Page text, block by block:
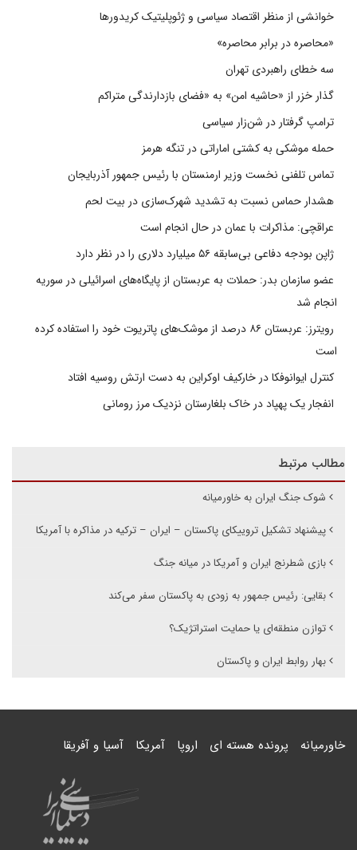
خوانشی از منظر اقتصاد سیاسی و ژئوپلیتیک کریدورها
«محاصره در برابر محاصره»
سه خطای راهبردی تهران
گذار خزر از «حاشیه امن» به «فضای بازدارندگی متراکم
ترامپ گرفتار در شن‌زار سیاسی
حمله موشکی به کشتی اماراتی در تنگه هرمز
تماس تلفنی نخست وزیر ارمنستان با رئیس جمهور آذربایجان
هشدار حماس نسبت به تشدید شهرک‌سازی در بیت‌ لحم
عراقچی: مذاکرات با عمان در حال انجام است
ژاپن بودجه دفاعی بی‌سابقه ۵۶ میلیارد دلاری را در نظر دارد
عضو سازمان بدر: حملات به عربستان از پایگاه‌های اسرائیلی در سوریه
انجام شد
رویترز: عربستان ۸۶ درصد از موشک‌های پاتریوت خود را استفاده کرده
است
کنترل ایوانوفکا در خارکیف اوکراین به دست ارتش روسیه افتاد
انفجار یک پهپاد در خاک بلغارستان نزدیک مرز رومانی
مطالب مرتبط
شوک جنگ ایران به خاورمیانه
پیشنهاد تشکیل تروییکای پاکستان – ایران – ترکیه در مذاکره با آمریکا
بازی شطرنج ایران و آمریکا در میانه جنگ
بقایی: رئیس جمهور به زودی به پاکستان سفر می‌کند
توازن منطقه‌ای یا حمایت استراتژیک؟
بهار روابط ایران و پاکستان
خاورمیانه پرونده هسته ای اروپا آمریکا آسیا و آفریقا